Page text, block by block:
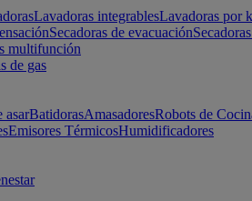
Lavadoras integrablesLavadoras por
Secadoras de evacuación
multifunción
de gas
asarBatidorasAmasadoresRobots de
Emisores TérmicosHumidificadores